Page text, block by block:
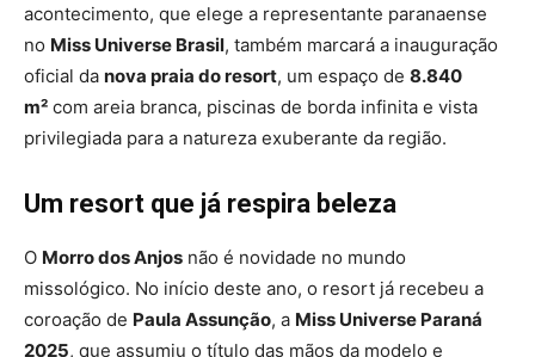
acontecimento, que elege a representante paranaense
no Miss Universe Brasil, também marcará a inauguração
oficial da nova praia do resort, um espaço de 8.840
m² com areia branca, piscinas de borda infinita e vista
privilegiada para a natureza exuberante da região.
Um resort que já respira beleza
O Morro dos Anjos não é novidade no mundo
missológico. No início deste ano, o resort já recebeu a
coroação de Paula Assunção, a Miss Universe Paraná
2025, que assumiu o título das mãos da modelo e